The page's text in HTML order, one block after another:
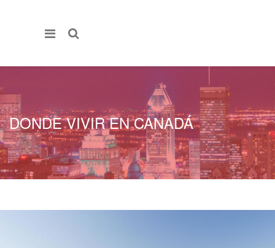
DONDE VIVIR EN CANADÁ